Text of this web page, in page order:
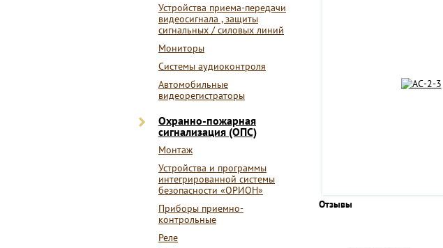
Устройства приема-передачи
видеосигнала , защиты
сигнальных / силовых линий
Мониторы
Системы аудиоконтроля
Автомобильные
видеорегистраторы
Охранно-пожарная
сигнализация (ОПС)
Монтаж
Устройства и программы
интегрированной системы
безопасности «ОРИОН»
Приборы приемно-
контрольные
Реле
Отзывы